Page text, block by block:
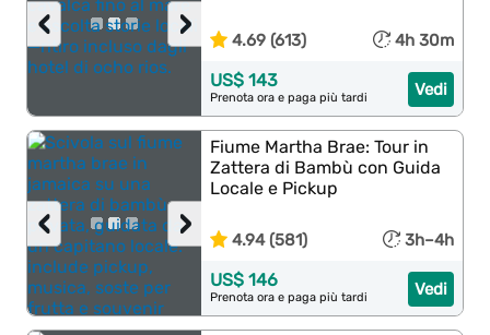
›
‹ 4.69 (613) 4h 30m
Vedi
US$ 143
Prenota ora e paga più tardi
›
‹
Fiume Martha Brae: Tour in
Zattera di Bambù con Guida
Locale e Pickup
4.94 (581) 3h–4h
Vedi
US$ 146
Prenota ora e paga più tardi